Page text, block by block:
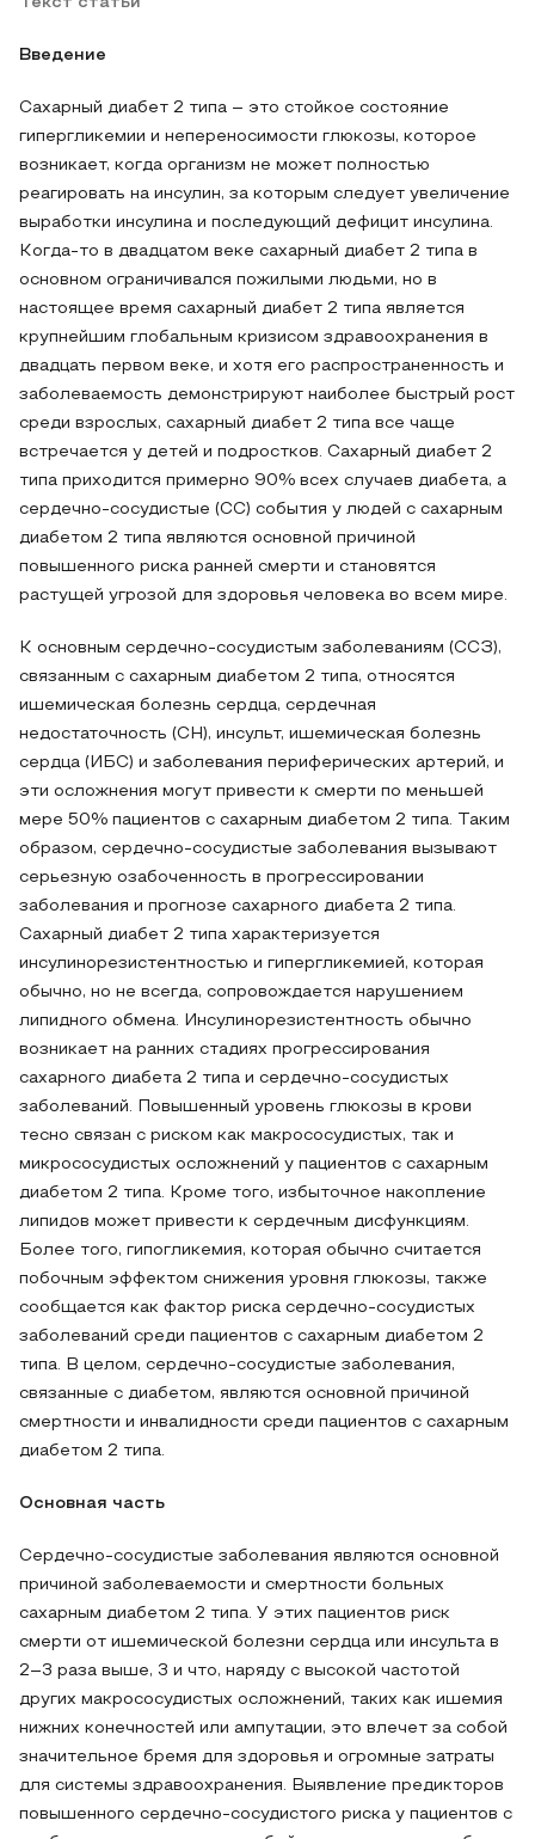
Введение
Сахарный диабет 2 типа – это стойкое состояние
гипергликемии и непереносимости глюкозы, которое
возникает, когда организм не может полностью
реагировать на инсулин, за которым следует увеличение
выработки инсулина и последующий дефицит инсулина.
Когда-то в двадцатом веке сахарный диабет 2 типа в
основном ограничивался пожилыми людьми, но в
настоящее время сахарный диабет 2 типа является
крупнейшим глобальным кризисом здравоохранения в
двадцать первом веке, и хотя его распространенность и
заболеваемость демонстрируют наиболее быстрый рост
среди взрослых, сахарный диабет 2 типа все чаще
встречается у детей и подростков. Сахарный диабет 2
типа приходится примерно 90% всех случаев диабета, а
сердечно-сосудистые (СС) события у людей с сахарным
диабетом 2 типа являются основной причиной
повышенного риска ранней смерти и становятся
растущей угрозой для здоровья человека во всем мире.
К основным сердечно-сосудистым заболеваниям (ССЗ),
связанным с сахарным диабетом 2 типа, относятся
ишемическая болезнь сердца, сердечная
недостаточность (СН), инсульт, ишемическая болезнь
сердца (ИБС) и заболевания периферических артерий, и
эти осложнения могут привести к смерти по меньшей
мере 50% пациентов с сахарным диабетом 2 типа. Таким
образом, сердечно-сосудистые заболевания вызывают
серьезную озабоченность в прогрессировании
заболевания и прогнозе сахарного диабета 2 типа.
Сахарный диабет 2 типа характеризуется
инсулинорезистентностью и гипергликемией, которая
обычно, но не всегда, сопровождается нарушением
липидного обмена. Инсулинорезистентность обычно
возникает на ранних стадиях прогрессирования
сахарного диабета 2 типа и сердечно-сосудистых
заболеваний. Повышенный уровень глюкозы в крови
тесно связан с риском как макрососудистых, так и
микрососудистых осложнений у пациентов с сахарным
диабетом 2 типа. Кроме того, избыточное накопление
липидов может привести к сердечным дисфункциям.
Более того, гипогликемия, которая обычно считается
побочным эффектом снижения уровня глюкозы, также
сообщается как фактор риска сердечно-сосудистых
заболеваний среди пациентов с сахарным диабетом 2
типа. В целом, сердечно-сосудистые заболевания,
связанные с диабетом, являются основной причиной
смертности и инвалидности среди пациентов с сахарным
диабетом 2 типа.
Основная часть
Сердечно-сосудистые заболевания являются основной
причиной заболеваемости и смертности больных
сахарным диабетом 2 типа. У этих пациентов риск
смерти от ишемической болезни сердца или инсульта в
2–3 раза выше, 3 и что, наряду с высокой частотой
других макрососудистых осложнений, таких как ишемия
нижних конечностей или ампутации, это влечет за собой
значительное бремя для здоровья и огромные затраты
для системы здравоохранения. Выявление предикторов
повышенного сердечно-сосудистого риска у пациентов с